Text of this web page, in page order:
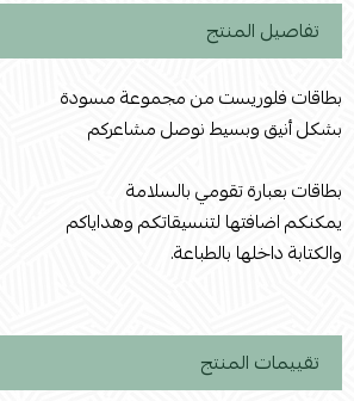
تفاصيل المنتج
بطاقات فلوريست من مجموعة مسودة
بشكل أنيق وبسيط نوصل مشاعركم
بطاقات بعبارة تقومي بالسلامة
يمكنكم اضافتها لتنسيقاتكم وهداياكم
والكتابة داخلها بالطباعة.
تقييمات المنتج